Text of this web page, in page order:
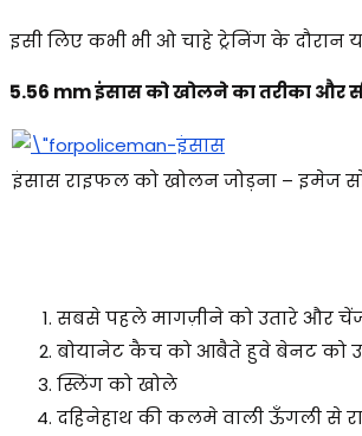
इसी लिए कभी भी ओ चाहे ट्रेनिंग के
5.56 mm इंसास को खोलने का तरीका और
इंसास राइफल को खोलन जोड़ना – इमेज
सबसे पहले मागज़ीने को उतारे और
बोयानेट कैच को आबैते हुवे बेनट को
स्लिंग को खोले
दहिनेहाथ की कलमे वाली ऊँगली से